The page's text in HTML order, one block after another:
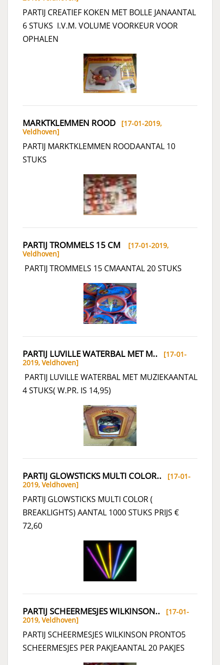
PARTIJ CREATIEF KOKEN MET BOLLE JANAANTAL
6 STUKS I.V.M. VOLUME VOORKEUR VOOR
OPHALEN
MARKTKLEMMEN ROOD [17-01-2019,
Veldhoven]
PARTIJ MARKTKLEMMEN ROODAANTAL 10
STUKS
PARTIJ TROMMELS 15 CM
[17-01-2019,
Veldhoven]
PARTIJ TROMMELS 15 CMAANTAL 20 STUKS
PARTIJ LUVILLE WATERBAL MET M.. [17-01-
2019, Veldhoven]
PARTIJ LUVILLE WATERBAL MET MUZIEKAANTAL
4 STUKS( W.PR. IS 14,95)
PARTIJ GLOWSTICKS MULTI COLOR.. [17-01-
2019, Veldhoven]
PARTIJ GLOWSTICKS MULTI COLOR (
BREAKLIGHTS) AANTAL 1000 STUKS PRIJS €
72,60
PARTIJ SCHEERMESJES WILKINSON.. [17-01-
2019, Veldhoven]
PARTIJ SCHEERMESJES WILKINSON PRONTO5
SCHEERMESJES PER PAKJEAANTAL 20 PAKJES